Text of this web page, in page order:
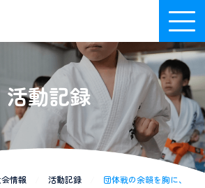
活動記録
情報 活動記録 団体戦の余韻を胸に、次